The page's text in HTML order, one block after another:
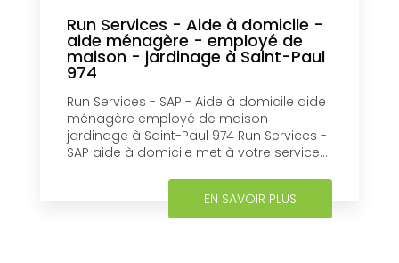
Run Services - Aide à domicile -
aide ménagère - employé de
maison - jardinage à Saint-Paul
974
Run Services - SAP - Aide à domicile aide
ménagère employé de maison
jardinage à Saint-Paul 974 Run Services -
SAP aide à domicile met à votre service...
EN SAVOIR PLUS